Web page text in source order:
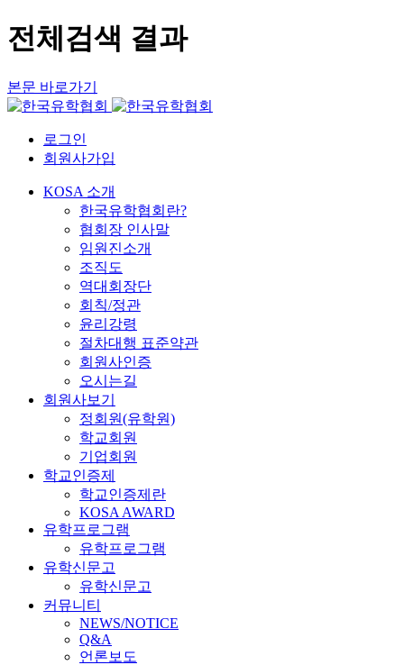
전체검색 결과
본문 바로가기
로그인
회원사가입
KOSA 소개
한국유학협회란?
협회장 인사말
임원진소개
조직도
역대회장단
회칙/정관
윤리강령
절차대행 표준약관
회원사인증
오시는길
회원사보기
정회원(유학원)
학교회원
기업회원
학교인증제
학교인증제란
KOSA AWARD
유학프로그램
유학프로그램
유학신문고
유학신문고
커뮤니티
NEWS/NOTICE
Q&A
언론보도